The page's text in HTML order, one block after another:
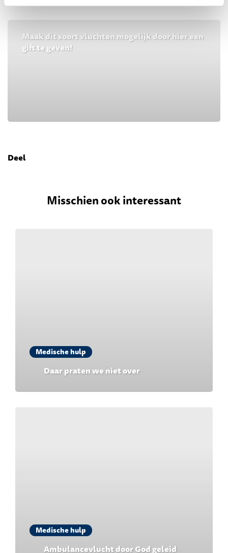
Maak dit soort vluchten mogelijk door hier een
gift te geven!
Deel
Misschien ook interessant
Medische hulp
Daar praten we niet over
Medische hulp
Ambulancevlucht door God geleid